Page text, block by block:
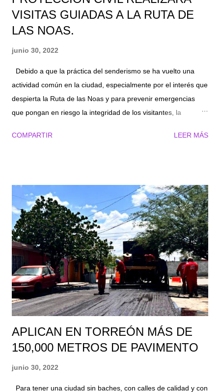
VISITAS GUIADAS A LA RUTA DE
LAS NOAS.
junio 30, 2022
Debido a que la práctica del senderismo se ha vuelto una
actividad común en la ciudad, especialmente por el interés que
despierta la Ruta de las Noas y para prevenir emergencias
que pongan en riesgo la integridad de los visitantes, la
visitas guiadas en la zona para promover el sano disfrute de
colocada por esta Administración Municipal, para garantizar la
seguridad de todos los deportistas y visitantes. Además es
importante conocer los tiempos estimados de los recorridos,
así como el grado de dificultad que representan los diferentes
tramos de los trayectos que alcanzan hasta los 1,610 metros
sobre el nivel del mar, altura máxima donde se ubica el
helipuerto y el cual es el objetivo de los senderistas. Agregó
que con...
COMPARTIR LEER MÁS
APLICAN EN TORREÓN MÁS DE
150,000 METROS DE PAVIMENTO
junio 30, 2022
Para tener una ciudad sin baches, con calles de calidad y con